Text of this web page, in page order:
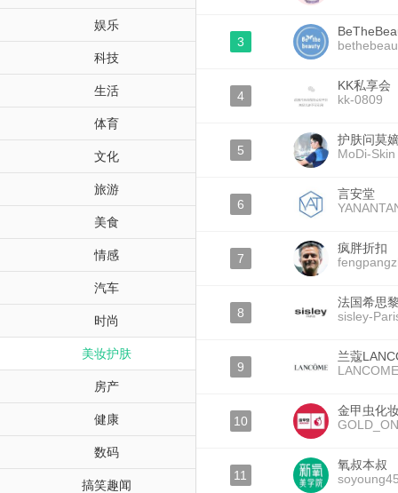
娱乐
科技
生活
体育
文化
旅游
美食
情感
汽车
时尚
美妆护肤
房产
健康
数码
搞笑趣闻
3
4
KK私享会
kk-0809
5
护肤问莫
MoDi-Skin
6
言安堂
7
疯胖折扣
8
法国希思
sisley-
9
兰蔻
10
金甲虫化
11
氧叔本叔